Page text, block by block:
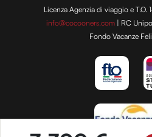
Licenza Agenzia di viaggio e
info@cocooners.com | RC
Fondo Vacanze